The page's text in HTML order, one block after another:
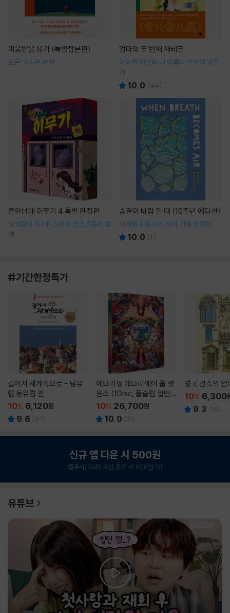
미움받을 용기 (특별합본판)
모든 고민은 관계
엄마의 두 번째 재테크
아이를 키우며 내 이름의 부수입 만들
기
10.0 (44)
흔한남매 이무기 4 특별 한정판
오싹함이 두 배! 스페셜 굿즈 6종과 함
께
숨결이 바람 될 때 (10주년 에디션)
세계를 감동시킨 생의 기록 한정판
10.0 (1 )
#기간한정특가
걸어서 세계속으로 - 남유
럽 동유럽 편
10% 6,120원
9.6 ( 27)
에브리씽 에브리웨어 올 앳
원스 (1Disc, 풀슬립 일반
판) : 블루레이
10% 26,700원
10.0 ( 2)
영국 건축의 언
10% 6,300
9.3 (16)
신규 앱 다운 시 500원
앱푸시/SMS 수신 동의 시 600원 더!
유튜브